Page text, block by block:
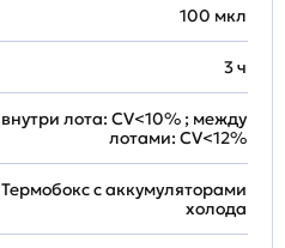
100 мкл
3 ч
внутри лота: CV<10% ; между
лотами: CV<12%
Термобокс с аккумуляторами
холода